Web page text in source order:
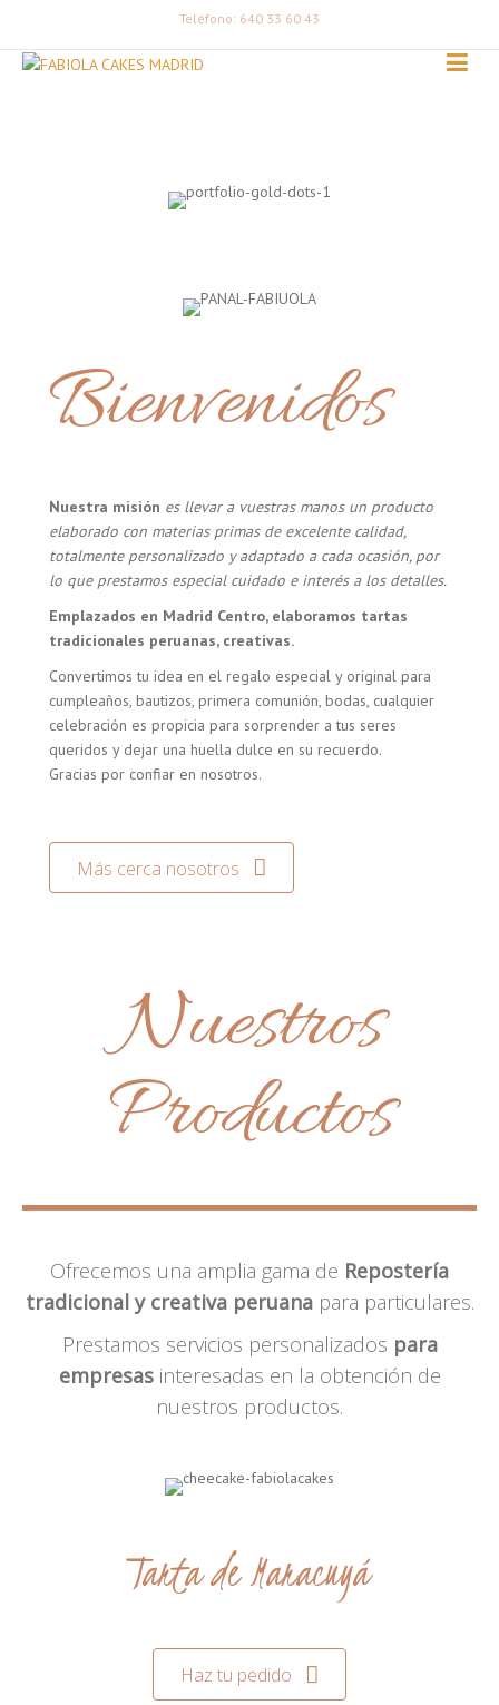
Teléfono: 640 33 60 43
Bienvenidos
Nuestra misión es llevar a vuestras manos un producto
elaborado con materias primas de excelente calidad,
totalmente personalizado y adaptado a cada ocasión, por
lo que prestamos especial cuidado e interés a los detalles.
Emplazados en Madrid Centro, elaboramos tartas
tradicionales peruanas, creativas.
Convertimos tu idea en el regalo especial y original para
cumpleaños, bautizos, primera comunión, bodas, cualquier
celebración es propicia para sorprender a tus seres
queridos y dejar una huella dulce en su recuerdo.
Gracias por confiar en nosotros.
Más cerca nosotros
Nuestros
Productos
Ofrecemos una amplia gama de Repostería
tradicional y creativa peruanapara particulares.
Prestamos servicios personalizados para
empresasinteresadas en la obtención de
nuestros productos.
Tarta de Maracuyá
Haz tu pedido